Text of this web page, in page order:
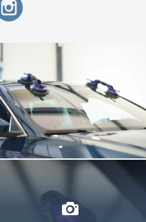
visaugstāko auto stiklu
auto ražotāju norādes.
kameras precīzu darbību
Tas ir ļoti svarīgi
kruīza kontrole un
bremzēšana.
polises noteikumiem.